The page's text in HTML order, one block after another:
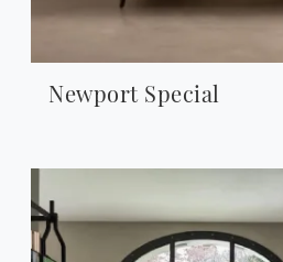
Newport Special